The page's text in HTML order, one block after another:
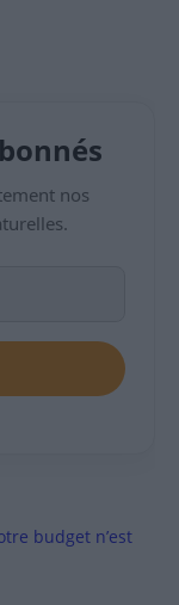
nos
budget n’est